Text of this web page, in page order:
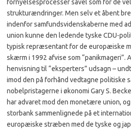
fornyelsesprocesser såvel som for de
strukturændringer. Men selv et åbent
indenfor samfundsvidenskaberne med
union kunne den ledende tyske CDU-
typisk repræsentant for de europæiske
skærm i 1992 afvise som “panikmageri”.
henvisning til “eksperters” udsagn –
imod den på forhånd vedtagne politiske
nobelpristagerne i økonomi Gary S.
har advaret mod den monetære union,
storbank sammenlignede på et
europæiske stræben med de tyske og